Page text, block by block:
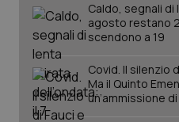
Caldo, segnali
agosto restano
scendono a 19
Covid. Il silenzio
Ma il Quinto
un’ammissione